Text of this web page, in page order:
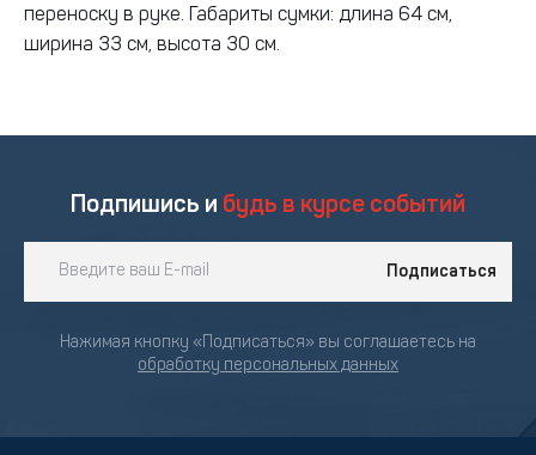
переноску в руке. Габариты сумки: длина 64 см,
ширина 33 см, высота 30 см.
Подпишись и будь в курсе событий
Подписаться
Нажимая кнопку «Подписаться» вы соглашаетесь на
обработку персональных данных